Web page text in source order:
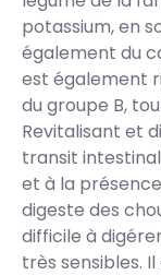
potassium, en
également du
est également
du groupe B,
Revitalisant et
transit
et à la présence
digeste des
difficile à
très sensibles.